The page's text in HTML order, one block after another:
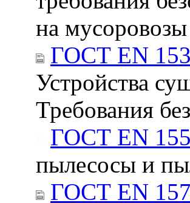
на мусоровозы
ГОСТ EN
Устройства
Требования
ГОСТ EN
пылесосы и
ГОСТ EN